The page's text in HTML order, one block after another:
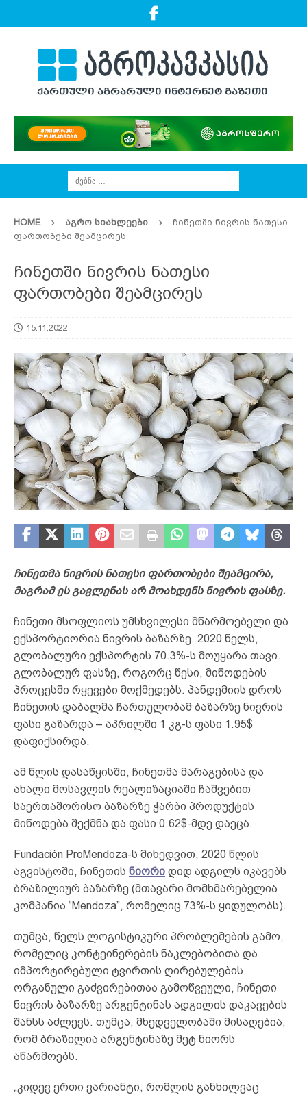
HOME ᲐᲒᲠᲝ ᲡᲘᲐᲮᲚᲔᲔᲑᲘ
ჩინეთში ნივრის ნათესი
ფართობები შეამცირეს
ჩინეთში ნივრის ნათესი
ფართობები შეამცირეს
15.11.2022
ჩინეთმა ნივრის ნათესი ფართობები შეამცირა,
მაგრამ ეს გავლენას არ მოახდენს ნივრის ფასზე.
ჩინეთი მსოფლიოს უმსხვილესი მწარმოებელი და
ექსპორტიორია ნივრის ბაზარზე. 2020 წელს,
გლობალური ექსპორტის 70.3%-ს მოუყარა თავი.
გლობალურ ფასზე, როგორც წესი, მიწოდების
პროცესში რყევები მოქმედებს. პანდემიის დროს
ჩინეთის დაბალმა ჩართულობამ ბაზარზე ნივრის
ფასი გაზარდა – აპრილში 1 კგ-ს ფასი 1.95$
დაფიქსირდა.
ამ წლის დასაწყისში, ჩინეთმა მარაგებისა და
ახალი მოსავლის რეალიზაციაში ჩაშვებით
საერთაშორისო ბაზარზე ჭარბი პროდუქტის
მიწოდება შექმნა და ფასი 0.62$-მდე დაეცა.
Fundación ProMendoza-ს მიხედვით, 2020 წლის
აგვისტოში, ჩინეთის ნიორი დიდ ადგილს იკავებს
ბრაზილიურ ბაზარზე (მთავარი მომხმარებელია
კომპანია “Mendoza”, რომელიც 73%-ს ყიდულობს).
თუმცა, წელს ლოგისტიკური პრობლემების გამო,
რომელიც კონტეინერების ნაკლებობითა და
იმპორტირებული ტვირთის ღირებულების
ორგანული გაძვირებითაა გამოწვეული, ჩინეთი
ნივრის ბაზარზე არგენტინას ადგილის დაკავების
შანსს აძლევს. თუმცა, მხედველობაში მისაღებია,
რომ ბრაზილია არგენტინაზე მეტ ნიორს
აწარმოებს.
„კიდევ ერთი ვარიანტი, რომლის განხილვაც